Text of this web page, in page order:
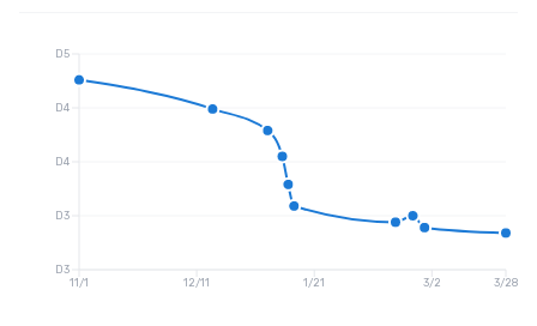
11/1 12/11 1/21 3/2 3/28
D3
D3
D4
D4
D5